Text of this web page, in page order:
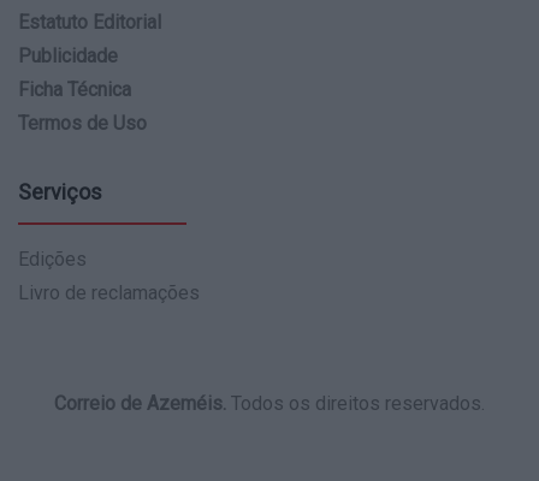
Estatuto Editorial
Publicidade
Ficha Técnica
Termos de Uso
Serviços
Edições
Livro de reclamações
Correio de Azeméis. Todos os direitos reservados.